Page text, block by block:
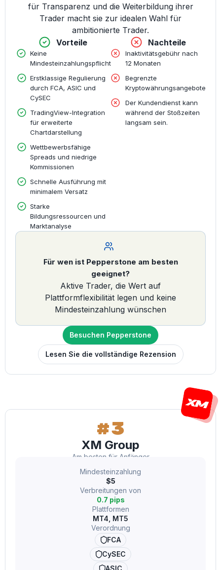
für Transparenz und die Weiterbildung ihrer
Trader macht sie zur idealen Wahl für
ambitionierte Trader.
Vorteile
Keine
Mindesteinzahlungspflicht
Erstklassige Regulierung
durch FCA, ASIC und
CySEC
TradingView-Integration
für erweiterte
Chartdarstellung
Wettbewerbsfähige
Spreads und niedrige
Kommissionen
Schnelle Ausführung mit
minimalem Versatz
Starke
Bildungsressourcen und
Marktanalyse
Nachteile
Inaktivitätsgebühr nach
12 Monaten
Begrenzte
Kryptowährungsangebote
Der Kundendienst kann
während der Stoßzeiten
langsam sein.
Für wen ist Pepperstone am besten
geeignet?
Aktive Trader, die Wert auf
Plattformflexibilität legen und keine
Mindesteinzahlung wünschen
Besuchen Pepperstone
Lesen Sie die vollständige Rezension
#3
XM Group
Am besten für Anfänger
Mindesteinzahlung
$5
Verbreitungen von
0.7 pips
Plattformen
MT4, MT5
Verordnung
FCA
CySEC
ASIC